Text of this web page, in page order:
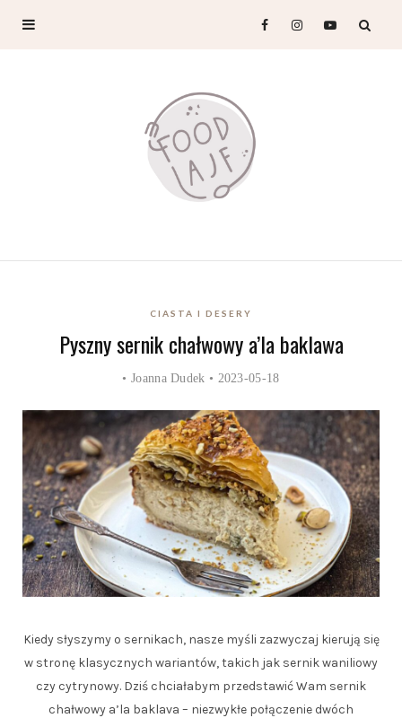
CIASTA I DESERY
Pyszny sernik chałwowy a’la baklawa
•Joanna Dudek • 2023-05-18
Kiedy słyszymy o sernikach, nasze myśli zazwyczaj kierują się
w stronę klasycznych wariantów, takich jak sernik waniliowy
czy cytrynowy. Dziś chciałabym przedstawić Wam sernik
chałwowy a’la baklava – niezwykłe połączenie dwóch